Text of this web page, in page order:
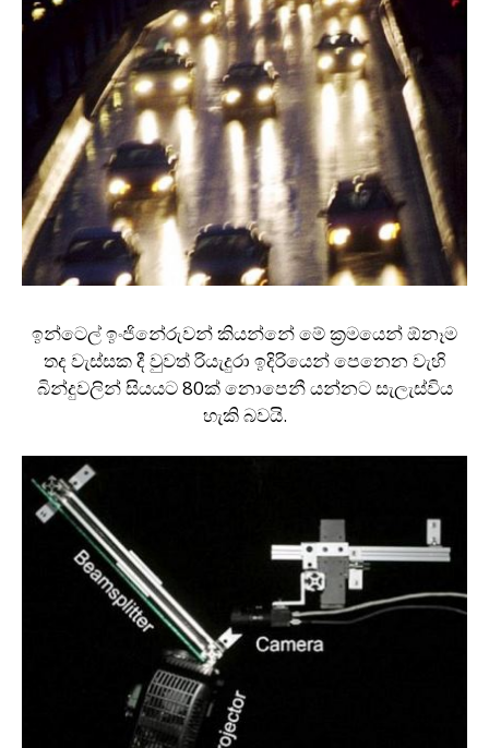
ඉන්ටෙල් ඉංජිනේරුවන් කියන්නේ මේ ක‍්‍රමයෙන් ඕනෑම
තද වැස්සක දී වුවත් රියැදුරා ඉදිරියෙන් පෙනෙන වැහි
බින්දුවලින් සියයට 80ක් නොපෙනී යන්නට සැලැස්විය
හැකි බවයි.